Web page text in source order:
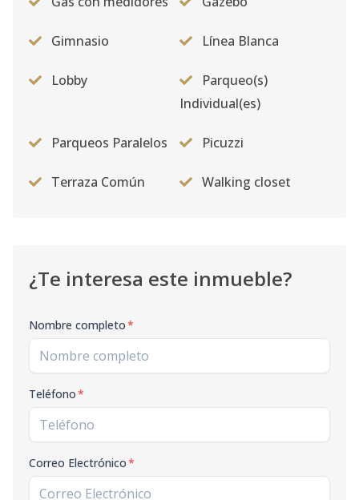
Gimnasio Línea Blanca
Lobby
Parqueo(s)
Individual(es)
Parqueos Paralelos Picuzzi
Terraza Común Walking closet
¿Te interesa este inmueble?
Nombre completo*
Teléfono*
Correo Electrónico*